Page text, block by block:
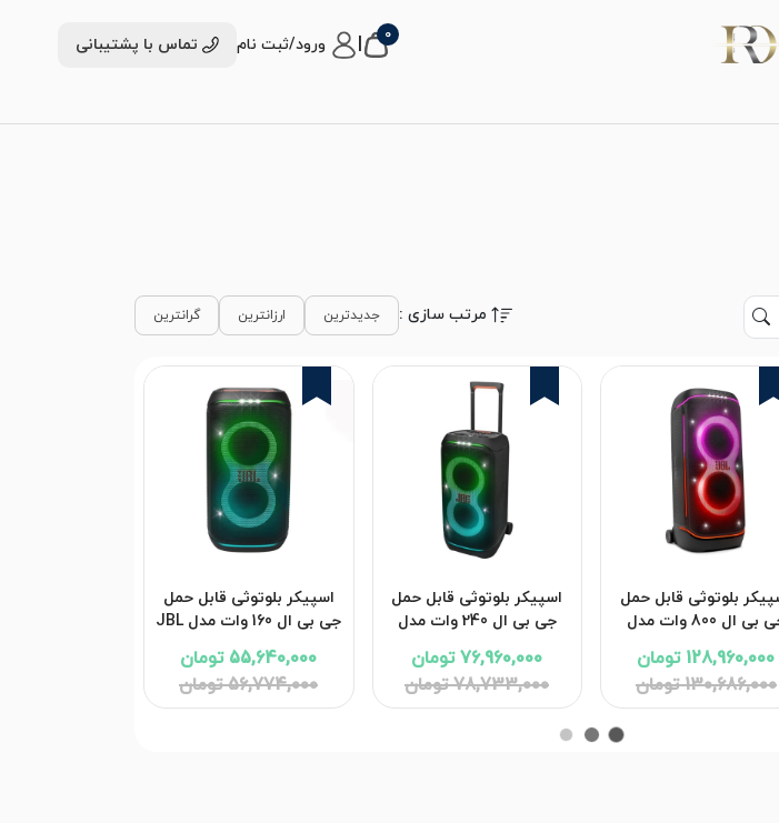
0 ورود/ثبت نام تماس با پشتیبانی
مرتب سازی : جدیدترین ارزانترین گرانترین
بلوتوثی قابل حمل
جی بی ال 800 وات مدل
گارانتی 18 ماهه شرکتی
128,960,000 تومان
130,686,000 تومان
اسپیکر بلوتوثی قابل حمل
جی بی ال 240 وات مدل
JBL Partybox Stage 320
با گارانتی 18 ماهه شرکتی
76,960,000 تومان
78,733,000 تومان
اسپیکر بلوتوثی قابل حمل
جی بی ال 160 وات مدل JBL
گارانتی 18 ماهه شرکتی
55,640,000 تومان
56,774,000 تومان